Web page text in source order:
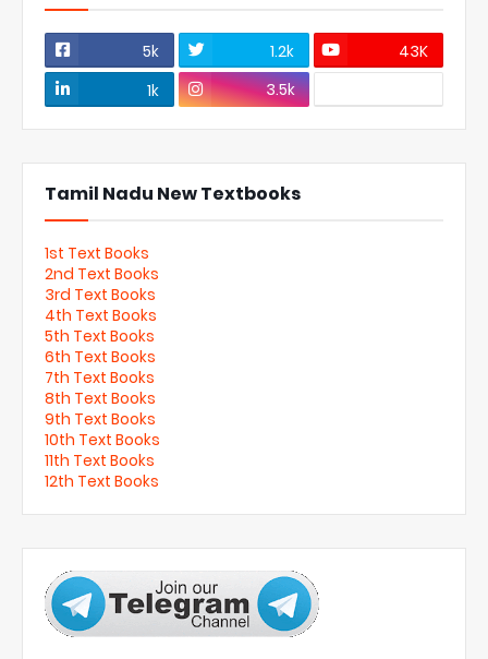
5k 1.2k
43K
1k
3.5k
Tamil Nadu New Textbooks
1st Text Books
2nd Text Books
3rd Text Books
4th Text Books
5th Text Books
6th Text Books
7th Text Books
8th Text Books
9th Text Books
10th Text Books
11th Text Books
12th Text Books